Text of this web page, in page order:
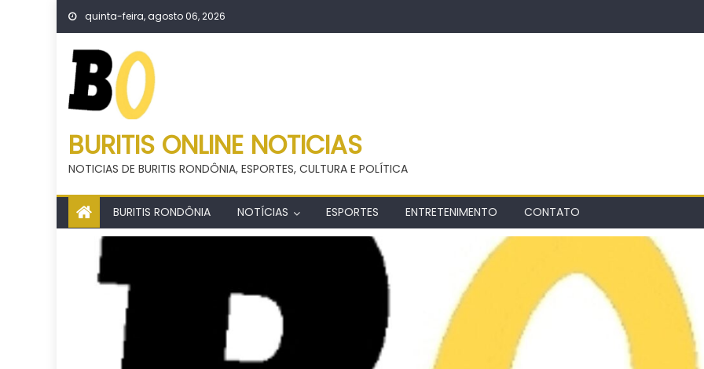
Skip
content
quinta-feira, agosto 06, 2026
BURITIS ONLINE NOTICIAS
NOTICIAS DE BURITIS RONDÔNIA, ESPORTES, CULTURA E POLÍTICA
BURITIS RONDÔNIA NOTÍCIAS ESPORTES ENTRETENIMENTO CONTATO